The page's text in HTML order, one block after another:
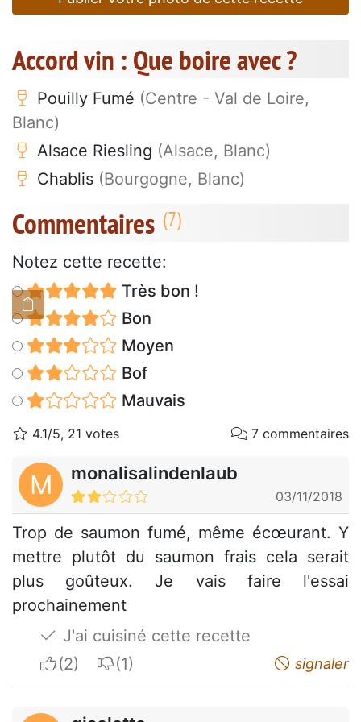
Accord vin : Que boire avec ?
Pouilly Fumé (Centre - Val de Loire,
Blanc)
Alsace Riesling (Alsace, Blanc)
Chablis (Bourgogne, Blanc)
Commentaires
Notez cette recette:
Très bon !
Bon
Moyen
Bof
Mauvais
4.1/5, 21 votes 7 commentaires
M monalisalindenlaub
03/11/2018
Trop de saumon fumé, même écœurant. Y
mettre plutôt du saumon frais cela serait
plus goûteux. Je vais faire l'essai
prochainement
J'ai cuisiné cette recette
I apreciateI do not appreciate signaler